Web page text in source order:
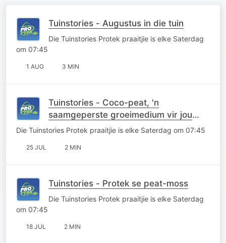
Tuinstories - Augustus in die tuin
Die Tuinstories Protek praaitjie is elke Saterdag
om 07:45
1 AUG 3 MIN
Tuinstories - Coco-peat, 'n
saamgeperste groeimedium vir jou
saadlaaie
Die Tuinstories Protek praaitjie is elke Saterdag om 07:45
25 JUL 2 MIN
Tuinstories - Protek se peat-moss
Die Tuinstories Protek praaitjie is elke Saterdag
om 07:45
18 JUL 2 MIN